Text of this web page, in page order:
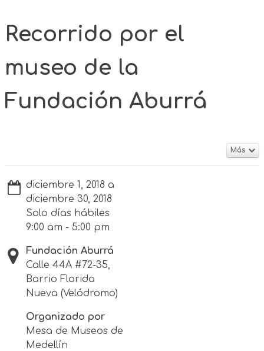
Recorrido por el
museo de la
Fundación Aburrá
Más
diciembre 1, 2018 a
diciembre 30, 2018
Solo días hábiles
9:00 am - 5:00 pm
Fundación Aburrá
Calle 44A #72-35,
Barrio Florida
Nueva (Velódromo)
Organizado por
Mesa de Museos de
Medellín